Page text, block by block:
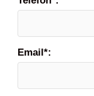
a
o
Email*: